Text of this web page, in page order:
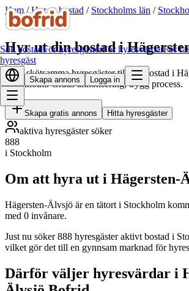
Sök bostadFör hyresgästerFör hyresvärdarFör
hyresgäst
Skapa annons Logga in
Hem/Hyr ut bostad / Stockholms län /
Älvsjö
Hyr ut din bostad i
Hitta skötsamma hyresgäster till din bostad i
Stockholm. Gratis annonsering, trygg process.
Skapa gratis annons Hitta hyresgäster
aktiva hyresgäster söker
888
i Stockholm
Om att hyra ut i Hägersten-
Hägersten-Älvsjö är en tätort i Stockholm
med 0 invånare.
Just nu söker 888 hyresgäster aktivt bostad i
vilket gör det till en gynnsam marknad för
Därför väljer hyresvärdar i